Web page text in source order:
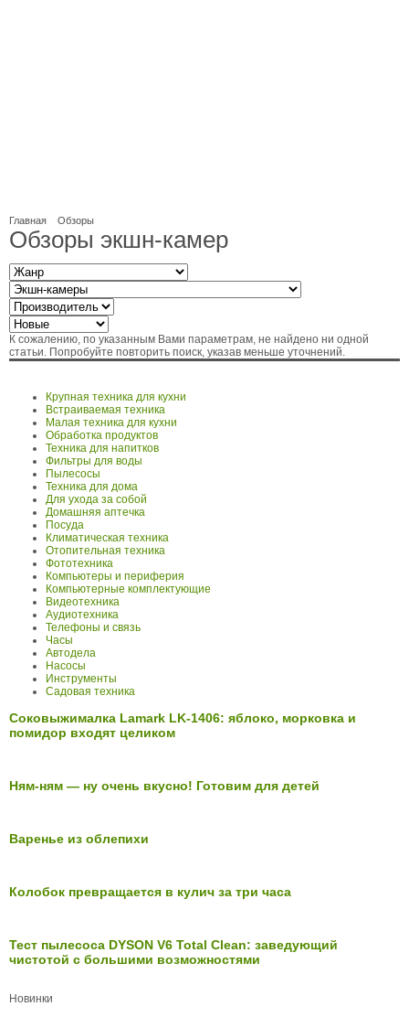
Главная Обзоры
Обзоры экшн-камер
К сожалению, по указанным Вами параметрам, не найдено ни одной
статьи. Попробуйте повторить поиск, указав меньше уточнений.
Крупная техника для кухни
Встраиваемая техника
Малая техника для кухни
Обработка продуктов
Техника для напитков
Фильтры для воды
Пылесосы
Техника для дома
Для ухода за собой
Домашняя аптечка
Посуда
Климатическая техника
Отопительная техника
Фототехника
Компьютеры и периферия
Компьютерные комплектующие
Видеотехника
Аудиотехника
Телефоны и связь
Часы
Автодела
Насосы
Инструменты
Садовая техника
Соковыжималка Lamark LK-1406: яблоко, морковка и
помидор входят целиком
Ням-ням — ну очень вкусно! Готовим для детей
Варенье из облепихи
Колобок превращается в кулич за три часа
Тест пылесоса DYSON V6 Total Clean: заведующий
чистотой с большими возможностями
Новинки